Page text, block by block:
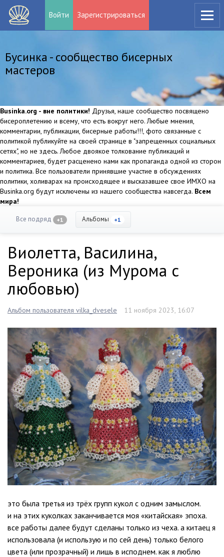
Войти Зарегистрироваться
Бусинка - сообщество бисерных
мастеров
Businka.org - вне политики! Друзья, наше сообщество посвящено
бисероплетению и всему, что есть вокруг него. Любые мнения,
комментарии, публикации, бисерные работы!!!, фото связанные с
политикой публикуйте на своей странице в "запрещенных социальных
сетях", но не здесь. Любое двоякое толкование публикаций и
комментариев, будет расценено нами как пропаганда одной из сторон
и политика. Все пользователи принявшие участие в обсуждениях
политики, холиварах на происходящее и высказавшее свое ИМХО на
Businka.org будут исключены из нашего сообщества навсегда. Всем
мира!
Все подряд +1 Альбомы +1
Виолетта, Василина,
Вероника (из Мурома с
любовью)
Альбом пользователя vilka_dvesele 11 ноября 2023, 16:07
это была третья из трёх групп кукол с одним замыслом.
и на этих куколках заканчивается моя «китайская» эпоха.
все работы далее будут сделаны только из чеха. а китаец я
использовала (и использую и по сей день) только белого
цвета (или прозрачный) и лишь в исподнем. как я люблю